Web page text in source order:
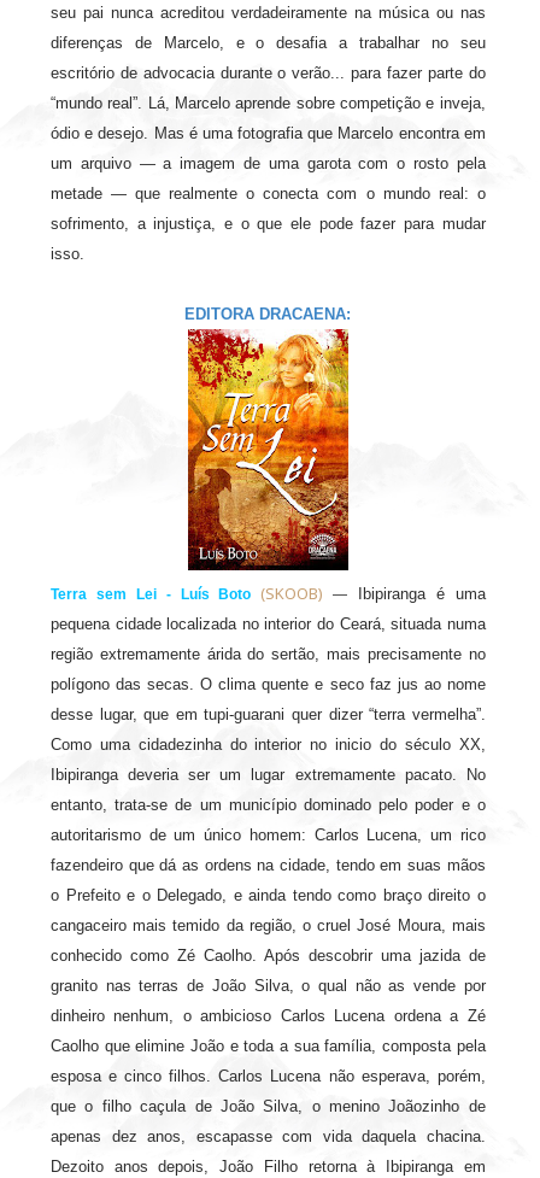
seu pai nunca acreditou verdadeiramente na música ou nas
diferenças de Marcelo, e o desafia a trabalhar no seu
escritório de advocacia durante o verão... para fazer parte do
“mundo real”. Lá, Marcelo aprende sobre competição e inveja,
ódio e desejo. Mas é uma fotografia que Marcelo encontra em
um arquivo — a imagem de uma garota com o rosto pela
metade — que realmente o conecta com o mundo real: o
sofrimento, a injustiça, e o que ele pode fazer para mudar
isso.
EDITORA DRACAENA:
Terra sem Lei - Luís Boto (SKOOB) —
Ibipiranga é uma
pequena cidade localizada no interior do Ceará, situada numa
região extremamente árida do sertão, mais precisamente no
polígono das secas. O clima quente e seco faz jus ao nome
desse lugar, que em tupi-guarani quer dizer “terra vermelha”.
Como uma cidadezinha do interior no inicio do século XX,
Ibipiranga deveria ser um lugar extremamente pacato. No
entanto, trata-se de um município dominado pelo poder e o
autoritarismo de um único homem: Carlos Lucena, um rico
fazendeiro que dá as ordens na cidade, tendo em suas mãos
o Prefeito e o Delegado, e ainda tendo como braço direito o
cangaceiro mais temido da região, o cruel José Moura, mais
conhecido como Zé Caolho. Após descobrir uma jazida de
granito nas terras de João Silva, o qual não as vende por
dinheiro nenhum, o ambicioso Carlos Lucena ordena a Zé
Caolho que elimine João e toda a sua família, composta pela
esposa e cinco filhos. Carlos Lucena não esperava, porém,
que o filho caçula de João Silva, o menino Joãozinho de
apenas dez anos, escapasse com vida daquela chacina.
Dezoito anos depois, João Filho retorna à Ibipiranga em